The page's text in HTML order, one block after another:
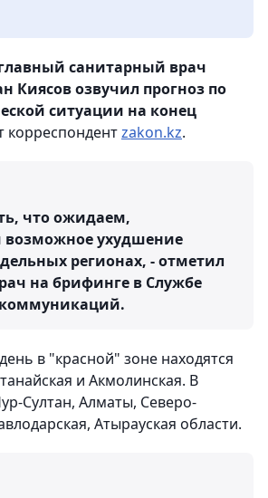
санитарный врач
Киясов озвучил прогноз по
ситуации на конец
корреспондентzakon.kz.
что ожидаем,
возможное ухудшение
регионах, - отметил
на брифинге в Службе
в "красной" зоне находятся
и Акмолинская. В
Султан, Алматы, Северо-
Атырауская области.